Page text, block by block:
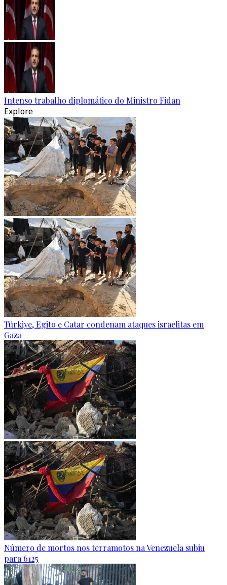
Intenso trabalho diplomático do Ministro Fidan
Explore
Türkiye, Egito e Catar condenam ataques israelitas em
Gaza
Número de mortos nos terramotos na Venezuela subiu
para 6125